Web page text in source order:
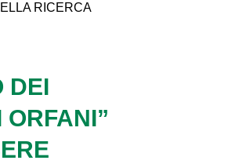
RICERCA
DEI
ORFANI”